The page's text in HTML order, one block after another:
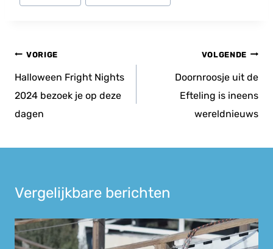
tags:
Bericht
navigatie
VORIGE
Halloween Fright Nights
2024 bezoek je op deze
dagen
VOLGENDE
Doornroosje uit de
Efteling is ineens
wereldnieuws
Vergelijkbare berichten